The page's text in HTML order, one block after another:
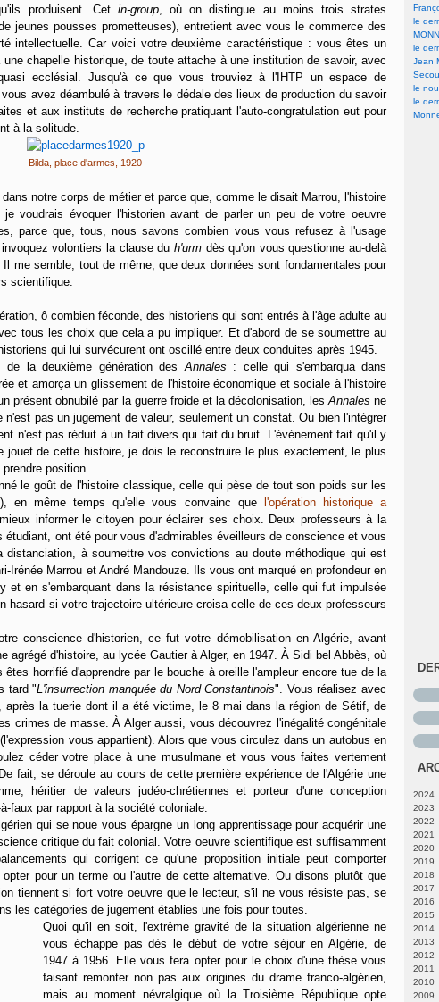
produisent. Cet in-group, où on distingue au moins trois strates
jeunes pousses prometteuses), entretient avec vous le commerce des
intellectuelle. Car voici votre deuxième caractéristique : vous êtes un
chapelle historique, de toute attache à une institution de savoir, avec
ecclésial. Jusqu'à ce que vous trouviez à l'IHTP un espace de
avez déambulé à travers le dédale des lieux de production du savoir
et aux instituts de recherche pratiquant l'auto-congratulation eut pour
à la solitude.
Bilda, place d'armes, 1920
notre corps de métier et parce que, comme le disait Marrou, l'histoire
voudrais évoquer l'historien avant de parler un peu de votre oeuvre
parce que, tous, nous savons combien vous vous refusez à l'usage
volontiers la clause du h'urmdès qu'on vous questionne au-delà
me semble, tout de même, que deux données sont fondamentales pour
scientifique.
ô combien féconde, des historiens qui sont entrés à l'âge adulte au
tous les choix que cela a pu impliquer. Et d'abord de se soumettre au
qui lui survécurent ont oscillé entre deux conduites après 1945.
la deuxième génération desAnnales : celle qui s'embarqua dans
et amorça un glissement de l'histoire économique et sociale à l'histoire
présent obnubilé par la guerre froide et la décolonisation, lesAnnales ne
pas un jugement de valeur, seulement un constat. Ou bien l'intégrer
n'est pas réduit à un fait divers qui fait du bruit. L'événement fait qu'il y
de cette histoire, je dois le reconstruire le plus exactement, le plus
position.
le goût de l'histoire classique, celle qui pèse de tout son poids sur les
en même temps qu'elle vous convainc que
l'opération historique a
informer le citoyen pour éclairer ses choix. Deux professeurs à la
ont été pour vous d'admirables éveilleurs de conscience et vous
distanciation, à soumettre vos convictions au doute méthodique qui est
Irénée Marrou et André Mandouze. Ils vous ont marqué en profondeur en
et en s'embarquant dans la résistance spirituelle, celle qui fut impulsée
hasard si votre trajectoire ultérieure croisa celle de ces deux professeurs
conscience d'historien, ce fut votre démobilisation en Algérie, avant
agrégé d'histoire, au lycée Gautier à Alger, en 1947. À Sidi bel Abbès, où
horrifié d'apprendre par le bouche à oreille l'ampleur encore tue de la
tard "L'insurrection manquée du Nord Constantinois". Vous réalisez avec
après la tuerie dont il a été victime, le 8 mai dans la région de Sétif, de
crimes de masse. À Alger aussi, vous découvrez l'inégalité congénitale
vous appartient). Alors que vous circulez dans un autobus en
céder votre place à une musulmane et vous vous faites vertement
fait, se déroule au cours de cette première expérience de l'Algérie une
héritier de valeurs judéo-chrétiennes et porteur d'une conception
faux par rapport à la société coloniale.
qui se noue vous épargne un long apprentissage pour acquérir une
critique du fait colonial. Votre oeuvre scientifique est suffisamment
qui corrigent ce qu'une proposition initiale peut comporter
pour un terme ou l'autre de cette alternative. Ou disons plutôt que
tiennent si fort votre oeuvre que le lecteur, s'il ne vous résiste pas, se
les catégories de jugement établies une fois pour toutes.
Quoi qu'il en soit, l'extrême gravité de la situation algérienne ne
vous échappe pas dès le début de votre séjour en Algérie, de
1947 à 1956. Elle vous fera opter pour le choix d'une thèse vous
faisant remonter non pas aux origines du drame franco-algérien,
mais au moment névralgique où la Troisième République opte
le
le
Jean
le
le
2024
2023
2022
2021
2020
2019
2018
2017
2016
2015
2014
2013
2012
2011
2010
2009